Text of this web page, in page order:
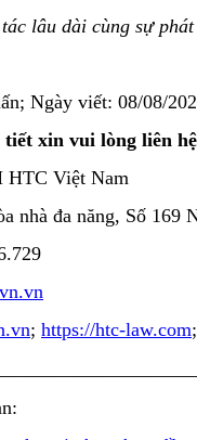
lâu dài cùng sự
Ngày viết: 08/08/
xin vui lòng liên
HTC Việt Nam
nhà đa năng, Số 169
; https://htc-law.com;